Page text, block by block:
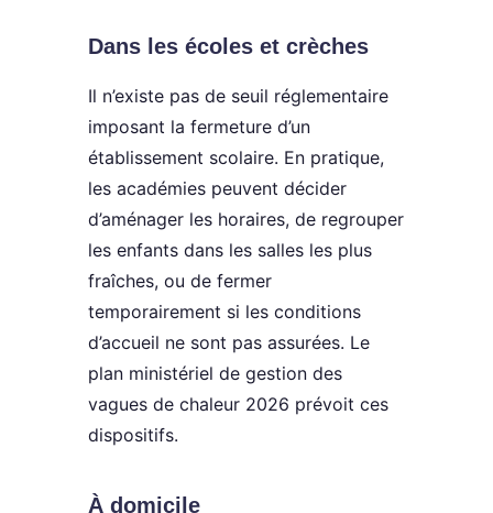
Dans les écoles et crèches
Il n’existe pas de seuil réglementaire
imposant la fermeture d’un
établissement scolaire. En pratique,
les académies peuvent décider
d’aménager les horaires, de regrouper
les enfants dans les salles les plus
fraîches, ou de fermer
temporairement si les conditions
d’accueil ne sont pas assurées. Le
plan ministériel de gestion des
vagues de chaleur 2026 prévoit ces
dispositifs.
À domicile